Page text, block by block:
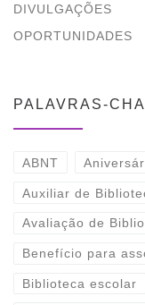
DIVULGAÇÕES
OPORTUNIDADES
PALAVRAS-
ABNT
Auxiliar de
Avaliação de
Benefício para
Biblioteca escolar